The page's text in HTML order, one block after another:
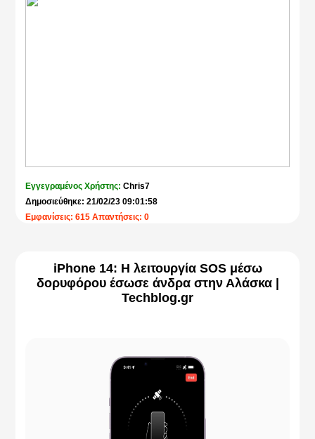
Εγγεγραμένος Χρήστης:Chris7
Δημοσιεύθηκε: 21/02/23 09:01:58
Εμφανίσεις: 615 Απαντήσεις: 0
iPhone 14: Η λειτουργία SOS μέσω
δορυφόρου έσωσε άνδρα στην Αλάσκα |
Techblog.gr